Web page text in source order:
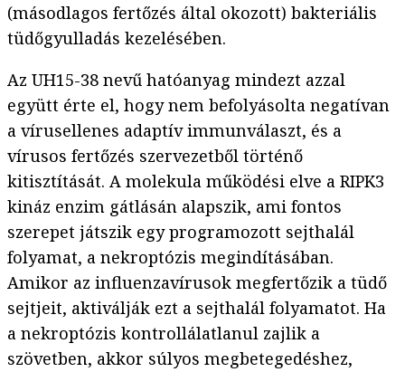
(másodlagos fertőzés által okozott) bakteriális
tüdőgyulladás kezelésében.
Az UH15-38 nevű hatóanyag mindezt azzal
együtt érte el, hogy nem befolyásolta negatívan
a vírusellenes adaptív immunválaszt, és a
vírusos fertőzés szervezetből történő
kitisztítását. A molekula működési elve a RIPK3
kináz enzim gátlásán alapszik, ami fontos
szerepet játszik egy programozott sejthalál
folyamat, a nekroptózis megindításában.
Amikor az influenzavírusok megfertőzik a tüdő
sejtjeit, aktiválják ezt a sejthalál folyamatot. Ha
a nekroptózis kontrollálatlanul zajlik a
szövetben, akkor súlyos megbetegedéshez,